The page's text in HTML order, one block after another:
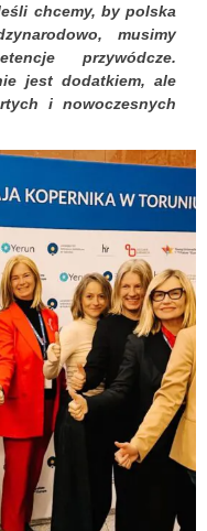
chcemy, by polska
musimy
przywódcze.
jest dodatkiem, ale
i nowoczesnych